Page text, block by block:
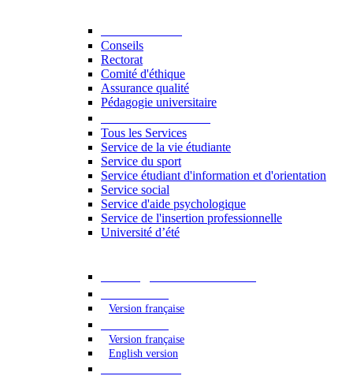
Conseils
Rectorat
Comité d'éthique
Assurance qualité
Pédagogie universitaire
Tous les Services
Service de la vie étudiante
Service du sport
Service étudiant d'information et d'orientation
Service social
Service d'aide psychologique
Service de l'insertion professionnelle
Université d’été
Version française
Version française
English version